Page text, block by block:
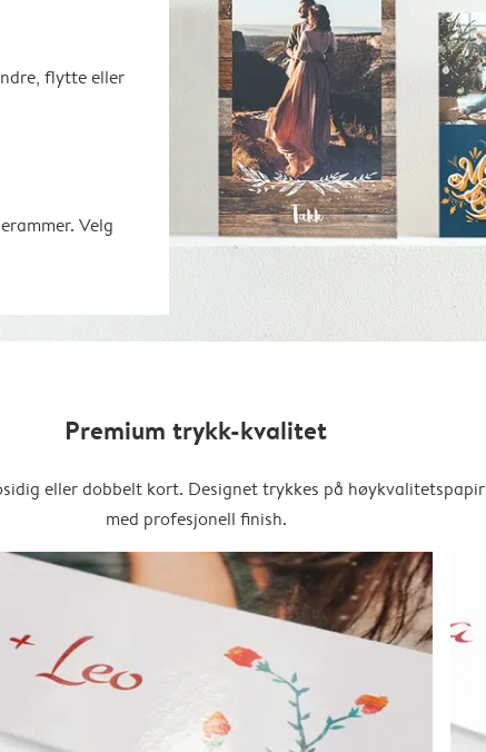
flytte eller
Velg
Premium trykk-kvalitet
eller dobbelt kort. Designet trykkes på høykvalitetspapir
med profesjonell finish.